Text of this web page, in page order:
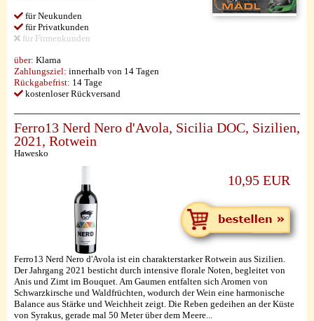
für Neukunden
für Privatkunden
für Firmenkunden
über: Klarna
Zahlungsziel: innerhalb von 14 Tagen
Rückgabefrist: 14 Tage
kostenloser Rückversand
Ferro13 Nerd Nero d'Avola, Sicilia DOC, Sizilien,
2021, Rotwein
Hawesko
10,95 EUR
Ferro13 Nerd Nero d'Avola ist ein charakterstarker Rotwein aus Sizilien.
Der Jahrgang 2021 besticht durch intensive florale Noten, begleitet von
Anis und Zimt im Bouquet. Am Gaumen entfalten sich Aromen von
Schwarzkirsche und Waldfrüchten, wodurch der Wein eine harmonische
Balance aus Stärke und Weichheit zeigt. Die Reben gedeihen an der Küste
von Syrakus, gerade mal 50 Meter über dem Meere...